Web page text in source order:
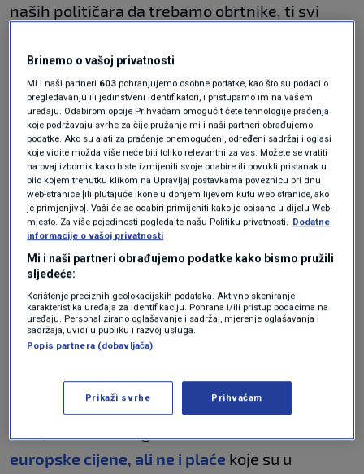
naših političara da trebamo obrtnike, ti svi
ekonomiju. Električar ili keramičar danas
zaradi više nego inženjer, i to je zapravo ta
deformacija", poručio je.
Jurčić o plivajućem PDV-u: "To je
politička, a ne ekonomska mjera. Ne
pomaže puno ako su dohoci niski"
VIJESTI|13. tra.
Jurčić o cijenama goriva: Narod
uvijek plati sve troškove, samo je
pitanje kad. Može postati opasno
Pojasnio je kako doći do veće prosječne plaće,
naglašavajući da postoje tri subjekta. "To su
država, poduzetnici i radnici. Radnici su i narod.
Mi živimo u europskom okruženju, ušli smo u
europske cijene, ali ne i plaće koje su u
Brinemo o vašoj privatnosti
Mi i naši partneri 603 pohranjujemo osobne podatke, kao što su podaci o
pregledavanju ili jedinstveni identifikatori, i pristupamo im na vašem
uređaju. Odabirom opcije Prihvaćam omogućit ćete tehnologije praćenja
koje podržavaju svrhe za čije pružanje mi i naši partneri obrađujemo
podatke. Ako su alati za praćenje onemogućeni, određeni sadržaj i oglasi
koje vidite možda više neće biti toliko relevantni za vas. Možete se vratiti
na ovaj izbornik kako biste izmijenili svoje odabire ili povukli pristanak u
bilo kojem trenutku klikom na Upravljaj postavkama poveznicu pri dnu
web-stranice [ili plutajuće ikone u donjem lijevom kutu web stranice, ako
je primjenjivo]. Vaši će se odabiri primijeniti kako je opisano u dijelu Web-
mjesto. Za više pojedinosti pogledajte našu Politiku privatnosti. Dodatne
informacije o vašoj privatnosti
Mi i naši partneri obrađujemo podatke kako bismo pružili
sljedeće:
Korištenje preciznih geolokacijskih podataka. Aktivno skeniranje
karakteristika uređaja za identifikaciju. Pohrana i/ili pristup podacima na
uređaju. Personalizirano oglašavanje i sadržaj, mjerenje oglašavanja i
sadržaja, uvidi u publiku i razvoj usluga.
Popis partnera (dobavljača)
Prikaži svrhe Prihvaćam